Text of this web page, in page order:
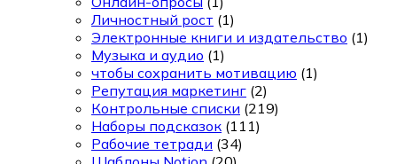
Личностный рост (1)
Электронные книги и издательство (1)
Музыка и аудио (1)
чтобы сохранить мотивацию (1)
Репутация маркетинг (2)
Контрольные списки (219)
Наборы подсказок (111)
Рабочие тетради (34)